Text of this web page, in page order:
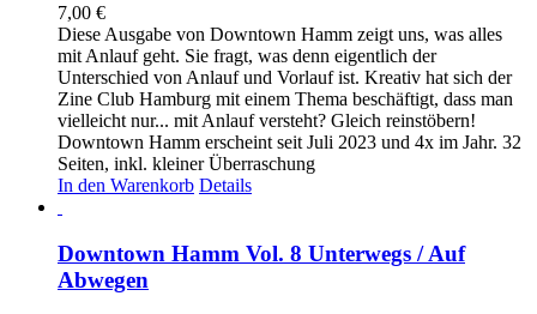
7,00 €
Diese Ausgabe von Downtown Hamm zeigt uns, was alles
mit Anlauf geht. Sie fragt, was denn eigentlich der
Unterschied von Anlauf und Vorlauf ist. Kreativ hat sich der
Zine Club Hamburg mit einem Thema beschäftigt, dass man
vielleicht nur... mit Anlauf versteht? Gleich reinstöbern!
Downtown Hamm erscheint seit Juli 2023 und 4x im Jahr. 32
Seiten, inkl. kleiner Überraschung
In den Warenkorb Details
Downtown Hamm Vol. 8 Unterwegs / Auf
Abwegen